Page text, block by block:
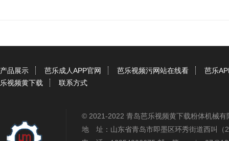
产品展示 芭乐成人APP官网 芭乐视频污网站在线看
芭乐
乐视频黄下载
联系方式
© 2021-2022 青岛芭乐视频黄下载粉体机械
地 址：山东省青岛市即墨区环秀街道西叫